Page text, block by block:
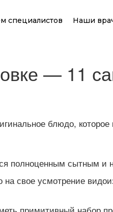
специалистов Наши
— 11
блюдо, которое
полноценным сытным и
свое усмотрение